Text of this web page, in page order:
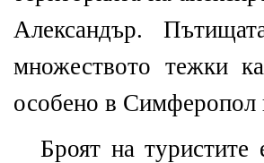
Александър.
множеството тежки
особено в Симферопол
Броят на туристите